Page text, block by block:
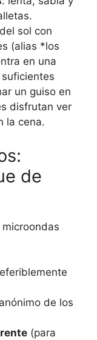
sol con
(alias *los
en una
un guiso en
disfrutan ver
la cena.
de
de los
(para